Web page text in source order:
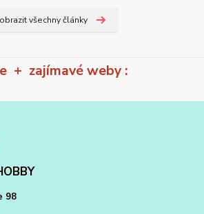
všechny články
+ zajímavé weby :
98